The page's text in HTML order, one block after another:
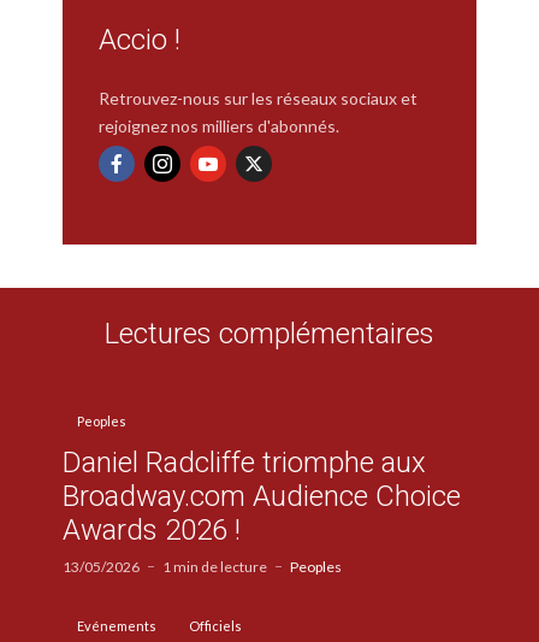
Accio !
Retrouvez-nous sur les réseaux sociaux et
rejoignez nos milliers d'abonnés.
Lectures complémentaires
Peoples
Daniel Radcliffe triomphe aux
Broadway.com Audience Choice
Awards 2026 !
13/05/2026 1 min de lecture Peoples
Evénements Officiels